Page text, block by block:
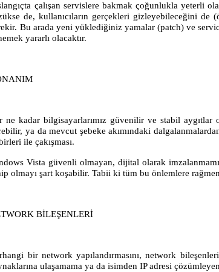
çalışan servislere bakmak çoğunlukla yeterli
de, kullanıcıların gerçekleri gizleyebileceğini
Bu arada yeni yüklediğiniz yamalar (patch) ve
yararlı olacaktır.
ne kadar bilgisayarlarımız güvenilir ve stabil aygıtlar
ya da mevcut şebeke akımındaki
ile çakışması.
Vista güvenli olmayan, dijital olarak
olmayı şart koşabilir. Tabii ki tüm bu önlemlere
BİLEŞENLERİ
bir network yapılandırmasını, network
ulaşamama ya da isimden IP adresi